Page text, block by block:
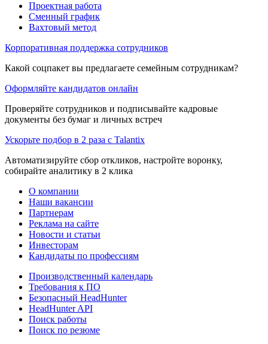
Проектная работа
Сменный график
Вахтовый метод
Корпоративная поддержка сотрудников
Какой соцпакет вы предлагаете семейным сотрудникам?
Оформляйте кандидатов онлайн
Проверяйте сотрудников и подписывайте кадровые
документы без бумаг и личных встреч
Ускорьте подбор в 2 раза с Talantix
Автоматизируйте сбор откликов, настройте воронку,
собирайте аналитику в 2 клика
О компании
Наши вакансии
Партнерам
Реклама на сайте
Новости и статьи
Инвесторам
Кандидаты по профессиям
Производственный календарь
Требования к ПО
Безопасный HeadHunter
HeadHunter API
Поиск работы
Поиск по резюме